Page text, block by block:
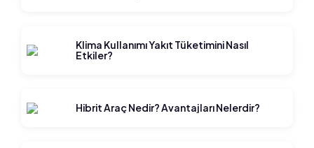
Klima Kullanımı Yakıt Tüketimini Nasıl
Etkiler?
Hibrit Araç Nedir? Avantajları Nelerdir?